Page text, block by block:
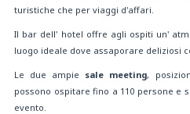
turistiche che per viaggi d'affari.
Il bar dell' hotel offre agli ospiti un'
luogo ideale dove assaporare deliziosi
Le due ampie sale meeting,
possono ospitare fino a 110 persone e
evento.